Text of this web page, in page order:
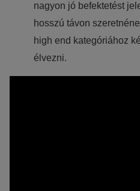
nagyon jó befektetést
hosszú távon
high end kategóriához
élvezni.